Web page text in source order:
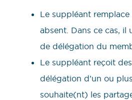
Le suppléant
absent. Dans ce cas, il
de délégation du
Le suppléant reçoit
délégation d’un ou
souhaite(nt) les